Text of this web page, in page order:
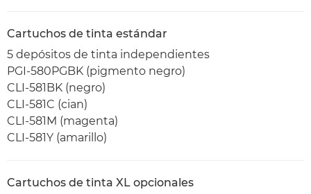
Cartuchos de tinta estándar
5 depósitos de tinta independientes
PGI-580PGBK (pigmento negro)
CLI-581BK (negro)
CLI-581C (cian)
CLI-581M (magenta)
CLI-581Y (amarillo)
Cartuchos de tinta XL opcionales